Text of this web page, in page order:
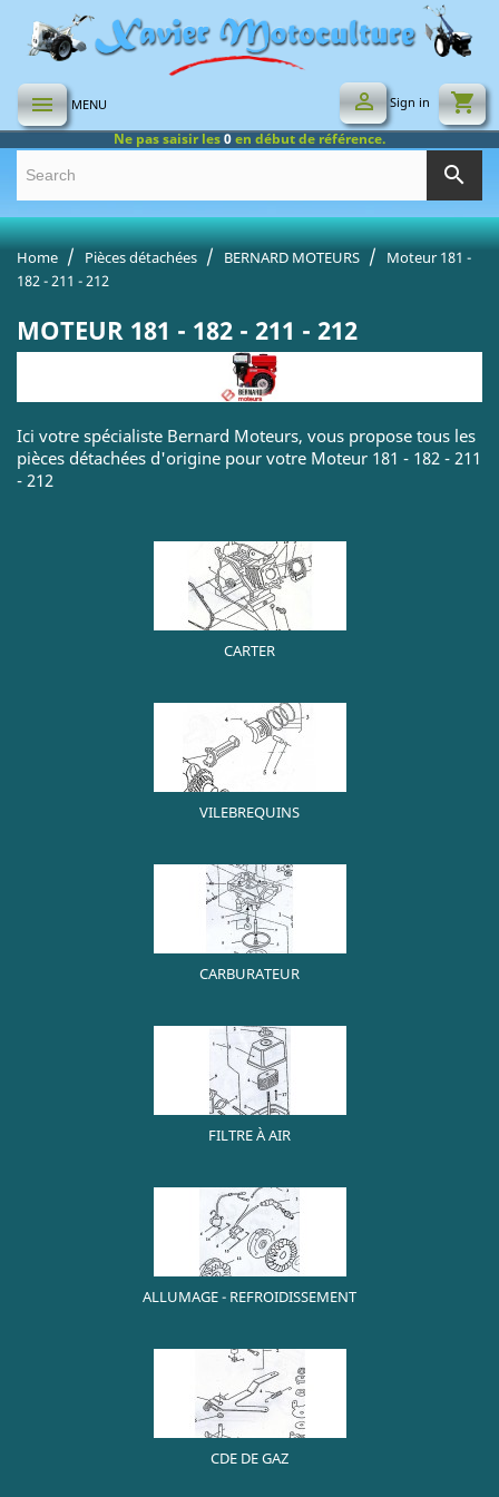
 MENU shopping_cart
 Sign in
search
Ne pas saisir les0en début de référence.
Home Pièces détachées BERNARD MOTEURS
Moteur 181 -
182 - 211 - 212
MOTEUR 181 - 182 - 211 - 212
Ici votre spécialiste Bernard Moteurs, vous propose tous les
pièces détachées d'origine pour votre Moteur 181 - 182 - 211
- 212
CARTER
VILEBREQUINS
CARBURATEUR
FILTRE À AIR
ALLUMAGE - REFROIDISSEMENT
CDE DE GAZ